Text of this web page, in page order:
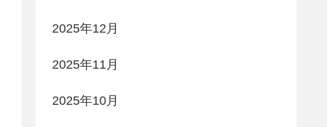
2025年12月
2025年11月
2025年10月